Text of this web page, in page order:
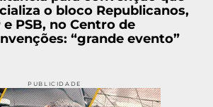
o bloco Republicanos,
e PSB, no Centro de
“grande evento”
PUBLICIDADE